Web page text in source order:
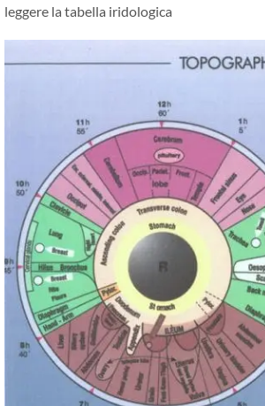
leggere la tabella iridologica